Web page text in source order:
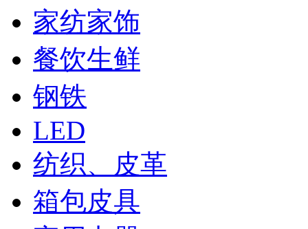
家纺家饰
餐饮生鲜
钢铁
LED
纺织、皮革
箱包皮具